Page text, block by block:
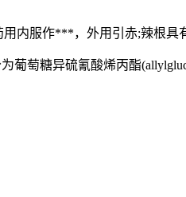
服作***，外用引赤;辣根具
萄糖异硫氰酸烯丙酯